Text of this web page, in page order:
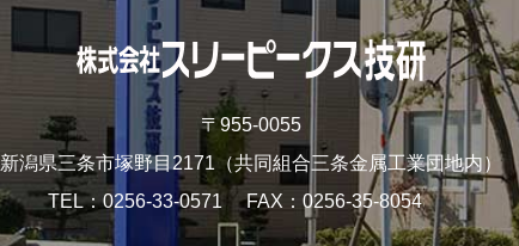
〒955-0055
新潟県三条市塚野目2171（共同組合三条金属工業団地内）
TEL
0256-33-0571 FAX 0256-35-8054